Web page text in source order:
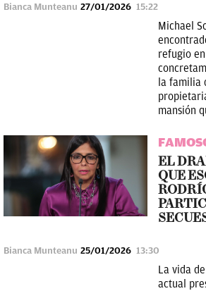
Bianca Munteanu 27/01/2026 15:22
Michael
refugio
la familia
mansión
EL
QUE
Bianca Munteanu 25/01/2026 13:30
La vida
actual